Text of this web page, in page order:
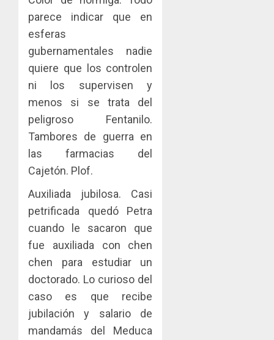
parece indicar que en
esferas
gubernamentales nadie
quiere que los controlen
ni los supervisen y
menos si se trata del
peligroso Fentanilo.
Tambores de guerra en
las farmacias del
Cajetón. Plof.
Auxiliada jubilosa. Casi
petrificada quedó Petra
cuando le sacaron que
fue auxiliada con chen
chen para estudiar un
doctorado. Lo curioso del
caso es que recibe
jubilación y salario de
mandamás del Meduca